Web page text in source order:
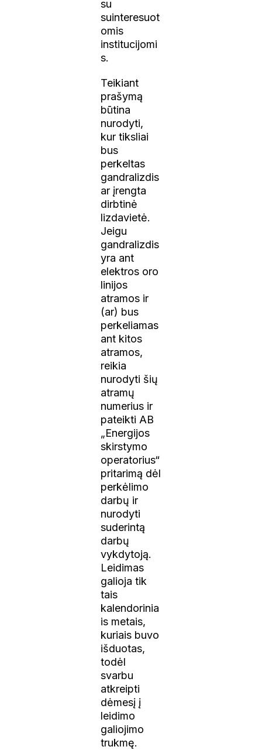
su
suinteresuot
omis
institucijomi
s.
Teikiant
prašymą
būtina
nurodyti,
kur tiksliai
bus
perkeltas
gandralizdis
ar įrengta
dirbtinė
lizdavietė.
Jeigu
gandralizdis
yra ant
elektros oro
linijos
atramos ir
(ar) bus
perkeliamas
ant kitos
atramos,
reikia
nurodyti šių
atramų
numerius ir
pateikti AB
„Energijos
skirstymo
operatorius“
pritarimą dėl
perkėlimo
darbų ir
nurodyti
suderintą
darbų
vykdytoją.
Leidimas
galioja tik
tais
kalendorinia
is metais,
kuriais buvo
išduotas,
todėl
svarbu
atkreipti
dėmesį į
leidimo
galiojimo
trukmę.